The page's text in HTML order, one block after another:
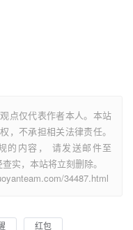
点仅代表作者本人。本站
，不承担相关法律责任。
的内容， 请发送邮件至
实，本站将立刻删除。
34487.html
红包